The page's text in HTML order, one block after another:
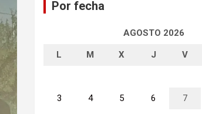
Por fecha
AGOSTO 2026
L M X J V
3 4 5 6 7